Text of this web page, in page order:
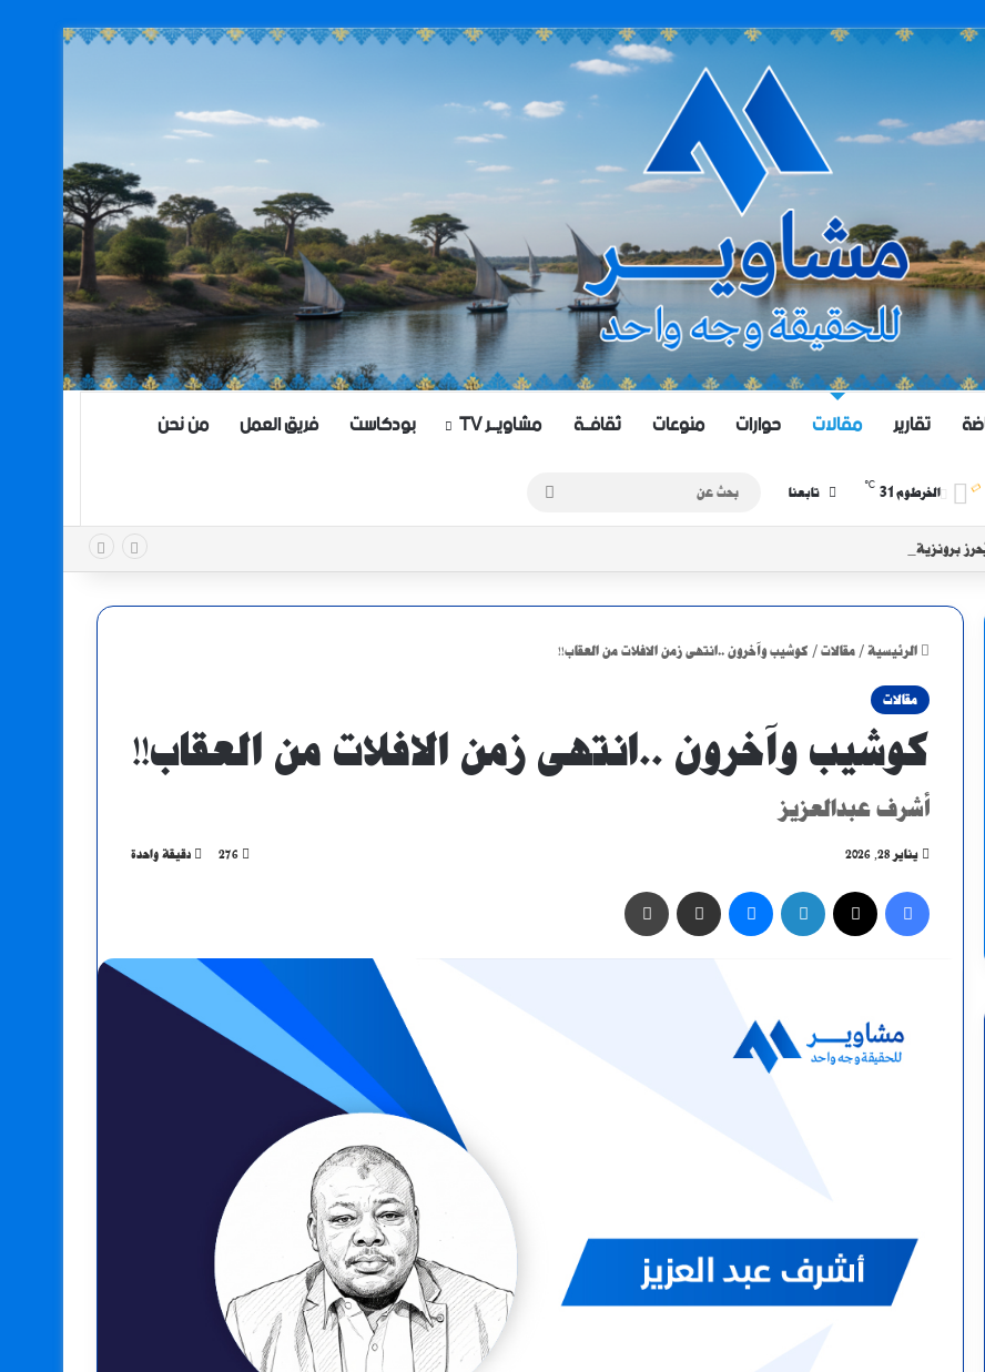
تقارير مقالات حوارات منوعات ثقافــة مشاويــر TV بودكاست فريق العمل من نحن
الخرطوم 31
℃
تابعنا
عن
برونزية سيكافا بثنائية في شباك الجاموس
الرئيسية / مقالات / كوشيب وآخرون ..انتهى زمن الافلات من العقاب!!
مقالات
كوشيب وآخرون ..انتهى زمن الافلات من العقاب!!
أشرف عبدالعزيز
يناير 28, 2026 276 دقيقة واحدة
فيسبوك لينكدإن ماسنجر مشاركة عبر البريد